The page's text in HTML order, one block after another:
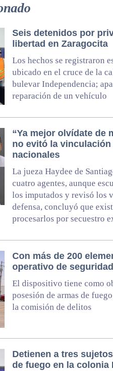
Seis detenidos por
libertad en Zaragocita
Los hechos se registraron
ubicado en el cruce de la
bulevar Independencia;
reparación de un vehículo
“Ya mejor olvídate de
no evitó la
nacionales
La jueza Haydee de
cuatro agentes, aunque
los imputados y revisó los
defensa, concluyó que
procesarlos por secuestro
Con más de 200
operativo de
El dispositivo tiene como
posesión de armas de
la comisión de delitos
Detienen a tres
de fuego en la colonia